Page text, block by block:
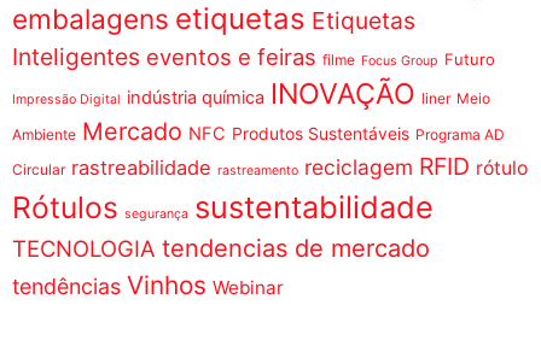
embalagens etiquetas Etiquetas
Inteligentes eventos e feiras filme Focus Group Futuro
Impressão Digital indústria química INOVAÇÃO liner Meio
Ambiente Mercado NFC Produtos Sustentáveis Programa AD
Circular rastreabilidade rastreamento reciclagem RFID rótulo
Rótulos segurança sustentabilidade
TECNOLOGIA tendencias de mercado
tendências Vinhos Webinar